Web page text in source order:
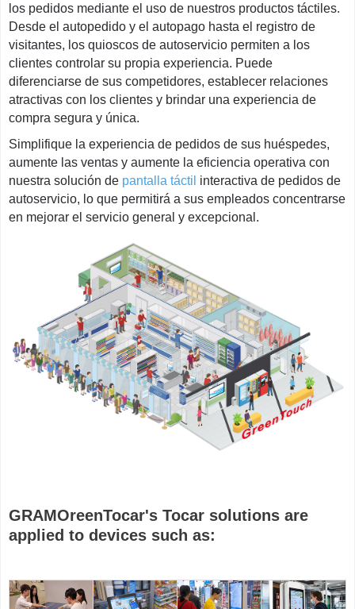
los pedidos mediante el uso de nuestros productos táctiles.
Desde el autopedido y el autopago hasta el registro de
visitantes, los quioscos de autoservicio permiten a los
clientes controlar su propia experiencia. Puede
diferenciarse de sus competidores, establecer relaciones
atractivas con los clientes y brindar una experiencia de
compra segura y única.
Simplifique la experiencia de pedidos de sus huéspedes,
aumente las ventas y aumente la eficiencia operativa con
nuestra solución de pantalla táctil interactiva de pedidos de
autoservicio, lo que permitirá a sus empleados concentrarse
en mejorar el servicio general y excepcional.
GRAMOreenTocar's Tocar solutions are
applied to devices such as: